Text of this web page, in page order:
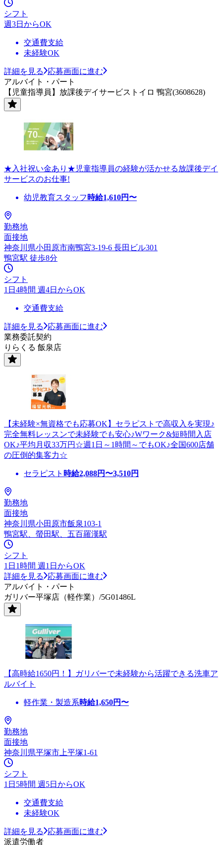
シフト
週3日からOK
交通費支給
未経験OK
詳細を見る
応募画面に進む
アルバイト・パート
【児童指導員】放課後デイサービストイロ 鴨宮(3608628)
★入社祝い金あり★児童指導員の経験が活かせる放課後デイ
サービスのお仕事!
幼児教育スタッフ 時給1,610円〜
勤務地
面接地
神奈川県小田原市南鴨宮3-19-6 長田ビル301
鴨宮駅 徒歩8分
シフト
1日4時間 週4日からOK
交通費支給
詳細を見る
応募画面に進む
業務委託契約
りらくる 飯泉店
【未経験×無資格でも応募OK】セラピストで高収入を実現♪
完全無料レッスンで未経験でも安心♪Wワーク&短時間入店
OK♪平均月収33万円☆週1日～1時間～でもOK♪全国600店舗
の圧倒的集客力☆
セラピスト 時給2,088円〜3,510円
勤務地
面接地
神奈川県小田原市飯泉103-1
鴨宮駅、螢田駅、五百羅漢駅
シフト
1日1時間 週1日からOK
詳細を見る
応募画面に進む
アルバイト・パート
ガリバー平塚店（軽作業）/5G01486L
【高時給1650円！】ガリバーで未経験から活躍できる洗車ア
ルバイト
軽作業・製造系時給1,650円〜
勤務地
面接地
神奈川県平塚市上平塚1-61
シフト
1日5時間 週5日からOK
交通費支給
未経験OK
詳細を見る
応募画面に進む
派遣労働者